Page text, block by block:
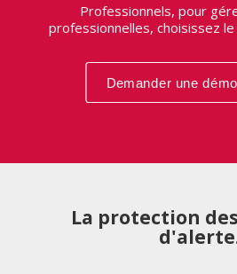
Professionnels, pour
professionnelles, choisissez
Demander une
La protection